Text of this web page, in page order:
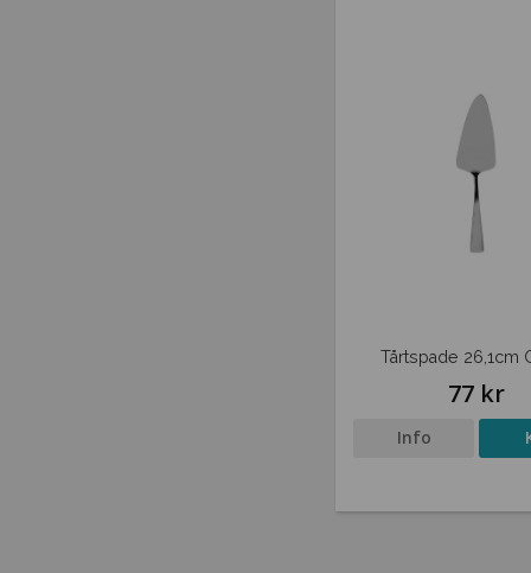
Tårtspade 26,1cm
77 kr
Info